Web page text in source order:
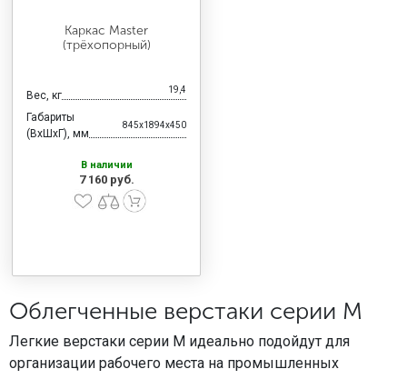
Каркас Master
(трёхопорный)
Вес, кг 19,4
Габариты
(ВхШхГ), мм
845x1894x450
В наличии
7 160 руб.
Облегченные верстаки серии М
Легкие верстаки серии М идеально подойдут для
организации рабочего места на промышленных